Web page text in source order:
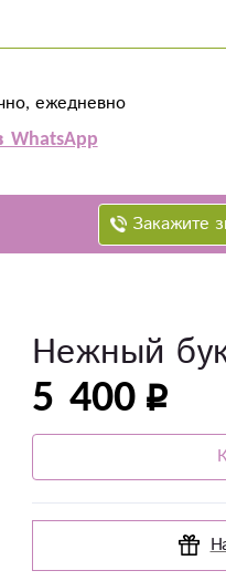
ежедневно
Закажите
Нежный
5 400